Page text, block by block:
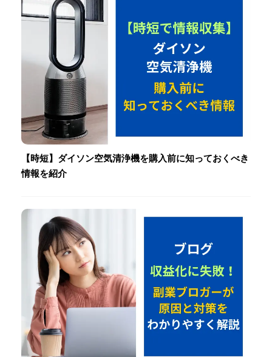
【時短】ダイソン空気清浄機を購入前に知っておくべき
情報を紹介